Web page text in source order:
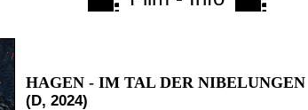
HAGEN - IM TAL DER NIBELUNGEN
(D, 2024)